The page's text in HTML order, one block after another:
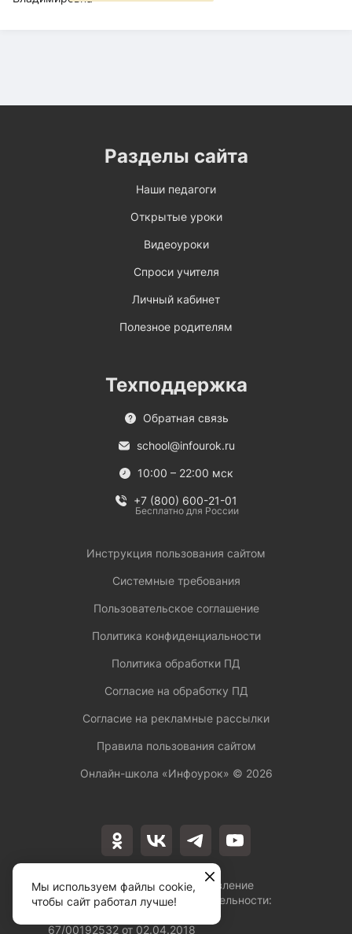
Лицензия на осуществление
образовательной деятельности:
67/00192532 от 02.04.2018
Разделы сайта
Наши педагоги
Открытые уроки
Видеоуроки
Спроси учителя
Личный кабинет
Полезное родителям
Техподдержка
Обратная связь
school@infourok.ru
10:00 – 22:00 мск
+7 (800) 600-21-01
Бесплатно для России
Инструкция пользования сайтом
Системные требования
Пользовательское соглашение
Политика конфиденциальности
Политика обработки ПД
Согласие на обработку ПД
Согласие на рекламные рассылки
Правила пользования сайтом
Онлайн-школа «Инфоурок» © 2026
Мы используем файлы cookie,
чтобы сайт работал лучше!